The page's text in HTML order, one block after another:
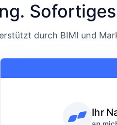
durch BIMI und
Ihr